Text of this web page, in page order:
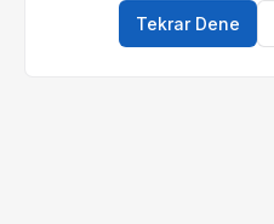
Tekrar Dene